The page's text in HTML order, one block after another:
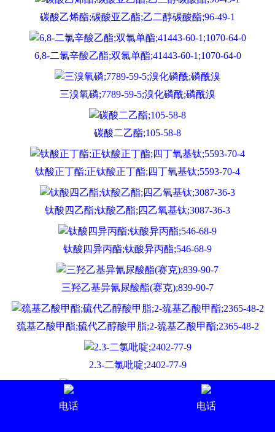
碳酸乙烯酯;碳酸亚乙酯;乙二醇碳酸酯;96-49-1
6,8-二氯辛酸乙酯;双氯单酯;41443-60-1;1070-64-0
三溴氧磷;7789-59-5;溴化磷酰;磷酰溴
碳酸二乙酯;105-58-8
钛酸正丁酯;正钛酸正丁酯;四丁氧基钛;5593-70-4
钛酸四乙酯;钛酸乙酯;四乙氧基钛;3087-36-3
钛酸四异丙酯;钛酸异丙酯;546-68-9
三羟乙基异氰尿酸酯(赛克);839-90-7
巯基乙酸甲酯;硫代乙醇酸甲脂;2-巯基乙酸甲酯;2365-48-2
2.3-二氯吡啶;2402-77-9
对硝基苄醇;4-硝基苯甲醇;619-73-8
电话 电话